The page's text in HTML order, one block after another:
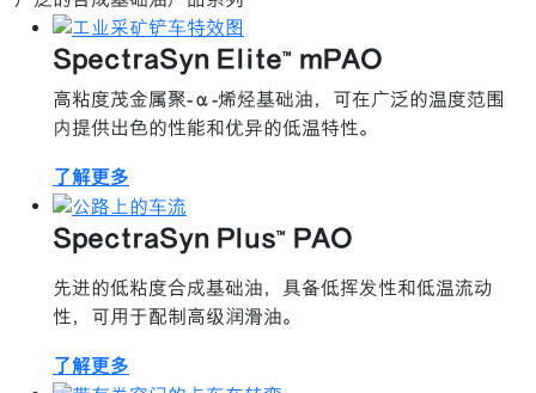
SpectraSyn Elite™ mPAO
高粘度茂金属聚-α-烯烃基础油，可在广泛的温度范围
内提供出色的性能和优异的低温特性。
了解更多
SpectraSyn Plus™ PAO
先进的低粘度合成基础油，具备低挥发性和低温流动
性，可用于配制高级润滑油。
了解更多